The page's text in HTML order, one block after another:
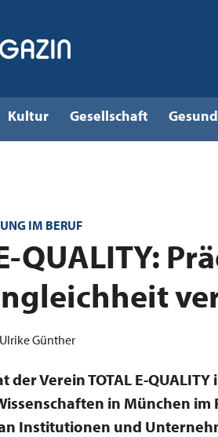
Kultur Gesellschaft
IM BERUF
QUALITY:
Günther
der Verein TOTAL E-
in München
Institutionen und